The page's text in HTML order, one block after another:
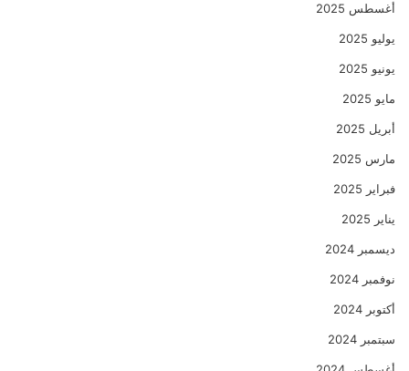
أغسطس 2025
يوليو 2025
يونيو 2025
مايو 2025
أبريل 2025
مارس 2025
فبراير 2025
يناير 2025
ديسمبر 2024
نوفمبر 2024
أكتوبر 2024
سبتمبر 2024